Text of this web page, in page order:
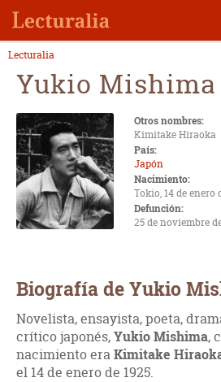
Lecturalia
Yukio Mishima
Otros nombres:
Kimitake Hiraoka
País:
Japón
Nacimiento:
Tokio, 14 de enero
Defunción:
25 de noviembre
Biografía de Yukio
Novelista, ensayista, poeta,
crítico japonés,Yukio Mishima,
nacimiento eraKimitake
el 14 de enero de 1925.